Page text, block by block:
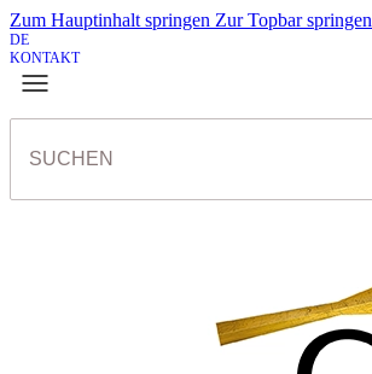
Zum Hauptinhalt springen Zur Topbar springen
DE
KONTAKT